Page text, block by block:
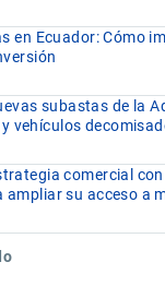
en Ecuador: Cómo
subastas de la
vehículos
comercial
ampliar su acceso a